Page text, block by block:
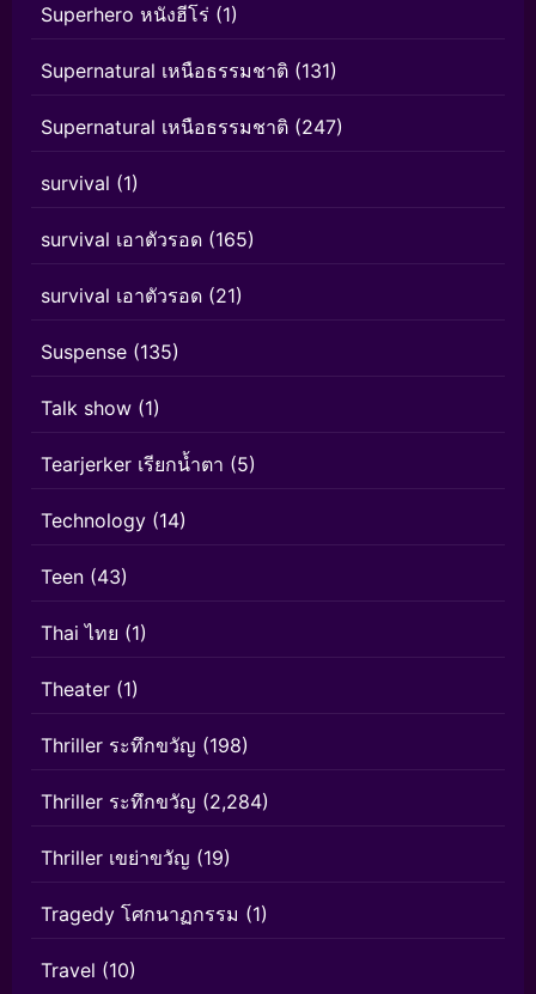
Superhero หนังฮีโร่ (1)
Supernatural เหนือธรรมชาติ (131)
Supernatural เหนือธรรมชาติ (247)
survival (1)
survival เอาตัวรอด (165)
survival เอาตัวรอด (21)
Suspense (135)
Talk show (1)
Tearjerker เรียกน้ำตา (5)
Technology (14)
Teen (43)
Thai ไทย (1)
Theater (1)
Thriller ระทึกขวัญ (198)
Thriller ระทึกขวัญ (2,284)
Thriller เขย่าขวัญ (19)
Tragedy โศกนาฏกรรม (1)
Travel (10)